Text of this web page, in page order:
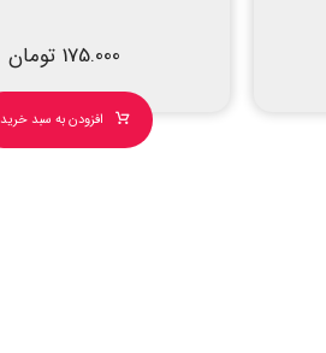
175.000 تومان
افزودن به سبد خرید